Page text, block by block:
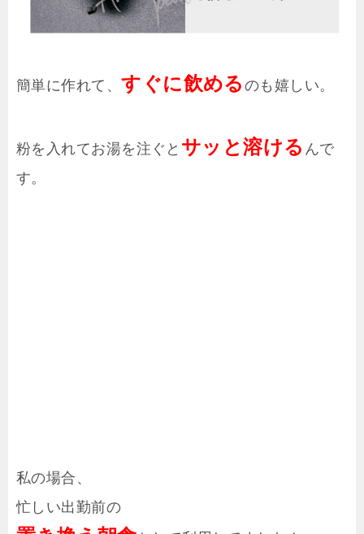
簡単に作れて、すぐに飲める のも嬉しい。
粉を入れてお湯を注ぐと サッと溶ける んで
す。
私の場合、
忙しい出勤前の